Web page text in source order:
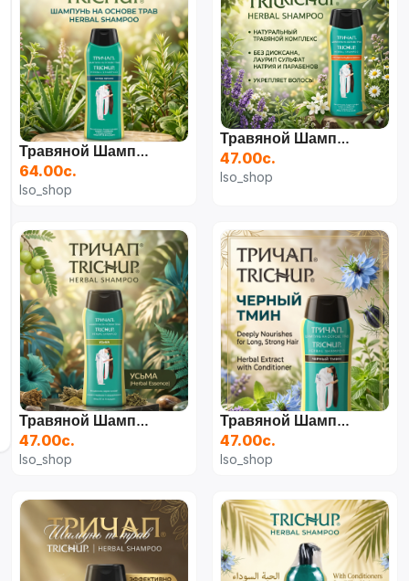
Травяной Шампунь Trichup (Против Перхоти), 400 Мл
64.00с.
Iso_shop
Травяной Шампунь Trichup (Против Выпадения Волос), 200 Мл
47.00с.
Iso_shop
Травяной Шампунь Trichup С Усьмой, 200 Мл
47.00с.
Iso_shop
Травяной Шампунь Trichup (Черный Тмин), 200 Мл
47.00с.
Iso_shop